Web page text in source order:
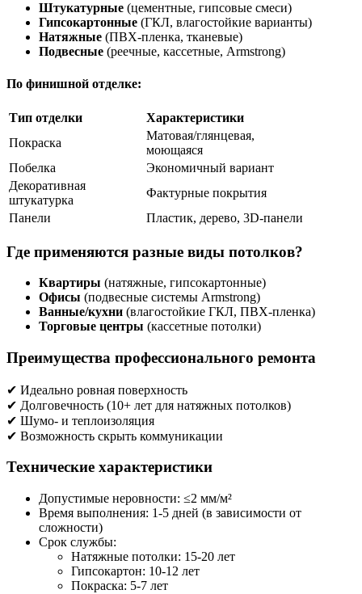
Штукатурные (цементные, гипсовые смеси)
Гипсокартонные (ГКЛ, влагостойкие варианты)
Натяжные (ПВХ-пленка, тканевые)
Подвесные (реечные, кассетные, Armstrong)
По финишной отделке:
Тип отделки
Характеристики
Покраска
Матовая/глянцевая,
моющаяся
Побелка
Экономичный вариант
Декоративная
штукатурка
Фактурные покрытия
Панели
Пластик, дерево, 3D-панели
Где применяются разные виды потолков?
Квартиры (натяжные, гипсокартонные)
Офисы (подвесные системы Armstrong)
Ванные/кухни (влагостойкие ГКЛ, ПВХ-пленка)
Торговые центры (кассетные потолки)
Преимущества профессионального ремонта
✔ Идеально ровная поверхность
✔ Долговечность (10+ лет для натяжных потолков)
✔ Шумо- и теплоизоляция
✔ Возможность скрыть коммуникации
Технические характеристики
Допустимые неровности: ≤2 мм/м²
Время выполнения: 1-5 дней (в зависимости от
сложности)
Срок службы:
Натяжные потолки: 15-20 лет
Гипсокартон: 10-12 лет
Покраска: 5-7 лет